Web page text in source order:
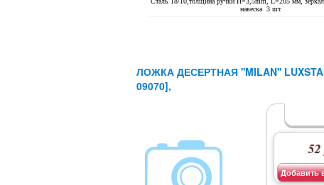
навеска 3 шт.
ЛОЖКА ДЕСЕРТНАЯ ''MILAN''
09070],
52
Добавить